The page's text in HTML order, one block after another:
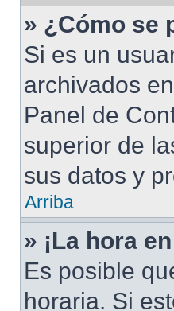
» ¿Cómo se
Si es un
archivados
Panel de
superior de
sus datos y
Arriba
» ¡La hora
Es posible
horaria. Si